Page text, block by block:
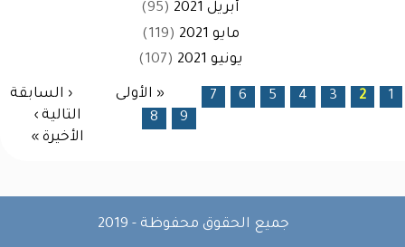
أبريل 2021
(95)
مايو 2021
(119)
يونيو 2021
(107)
الصفحات « الأولى ‹ السابقة 1
2
3
4
5
6
7
8
9
التالية ›
الأخيرة »
جميع الحقوق محفوظة - 2019